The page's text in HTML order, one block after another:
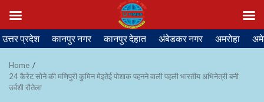
Skip
to
content
उत्तर प्रदेश कानपुर नगर कानपुर देहात अंबेडकर नगर अमरोहा
Home
24 कैरेट सोने की मणिपुरी कुमिन मेइतेई पोशाक पहनने वाली पहली भारतीय अभिनेत्री बनी
उर्वशी रौतेला